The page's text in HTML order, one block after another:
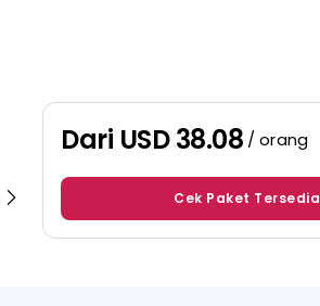
Dari USD 38.08 / orang
Cek Paket Tersedia